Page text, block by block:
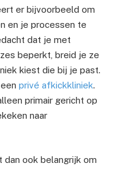
er bijvoorbeeld om
en je processen te
dat je met
beperkt, breid je ze
kiest die bij je past.
privé afkickkliniek.
primair gericht op
naar
dan ook belangrijk om